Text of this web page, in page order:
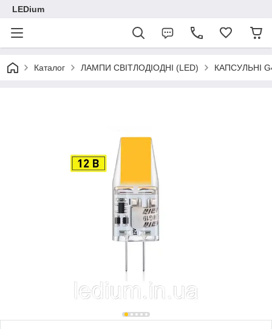
LEDium
Каталог ЛАМПИ СВІТЛОДІОДНІ (LED) КАПСУЛЬНІ